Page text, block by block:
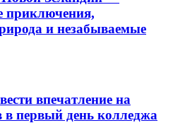
приключения,
и незабываемые
впечатление на
в первый день колледжа